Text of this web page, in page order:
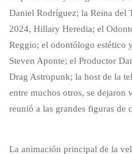
Daniel Rodríguez; la Reina del
2024, Hillary Heredia; el
Reggio; el odontólogo estético
Steven Aponte; el Productor
Drag Astropunk; la host de la
entre muchos otros, se dejaron
reunió a las grandes figuras de
La animación principal de la